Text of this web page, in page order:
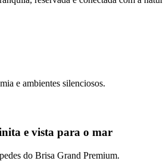
e ambientes silenciosos.
e vista para o mar
do Brisa Grand Premium.